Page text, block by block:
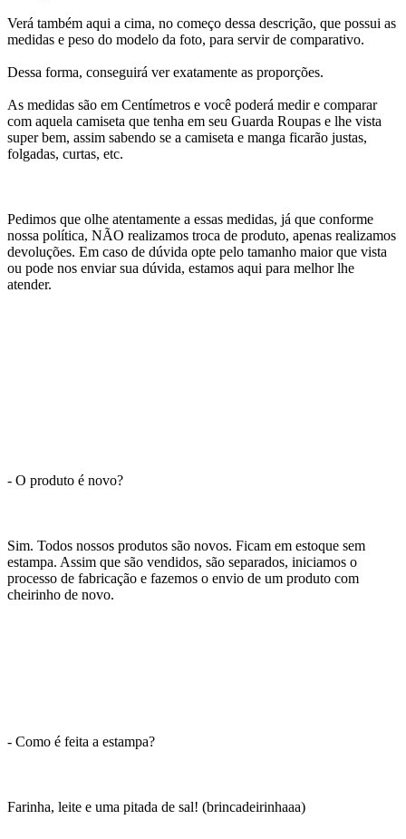
Verá também aqui a cima, no começo dessa descrição, que possui as
medidas e peso do modelo da foto, para servir de comparativo.
Dessa forma, conseguirá ver exatamente as proporções.
As medidas são em Centímetros e você poderá medir e comparar
com aquela camiseta que tenha em seu Guarda Roupas e lhe vista
super bem, assim sabendo se a camiseta e manga ficarão justas,
folgadas, curtas, etc.
Pedimos que olhe atentamente a essas medidas, já que conforme
nossa política, NÃO realizamos troca de produto, apenas realizamos
devoluções. Em caso de dúvida opte pelo tamanho maior que vista
ou pode nos enviar sua dúvida, estamos aqui para melhor lhe
atender.
- O produto é novo?
Sim. Todos nossos produtos são novos. Ficam em estoque sem
estampa. Assim que são vendidos, são separados, iniciamos o
processo de fabricação e fazemos o envio de um produto com
cheirinho de novo.
- Como é feita a estampa?
Farinha, leite e uma pitada de sal! (brincadeirinhaaa)